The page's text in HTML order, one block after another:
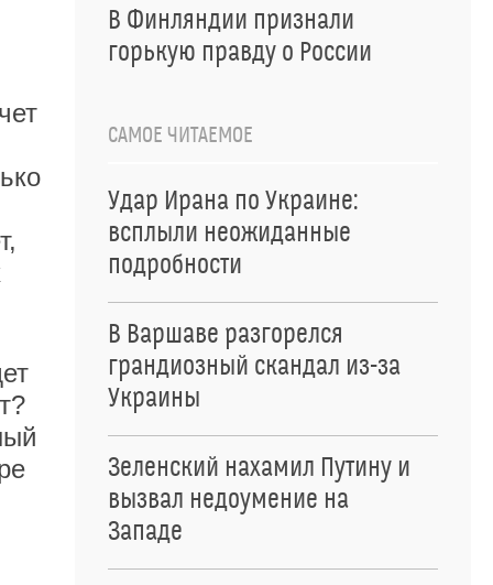
В Финляндии признали
горькую правду о России
САМОЕ ЧИТАЕМОЕ
Удар Ирана по Украине:
всплыли неожиданные
подробности
В Варшаве разгорелся
грандиозный скандал из-за
Украины
Зеленский нахамил Путину и
вызвал недоумение на
Западе